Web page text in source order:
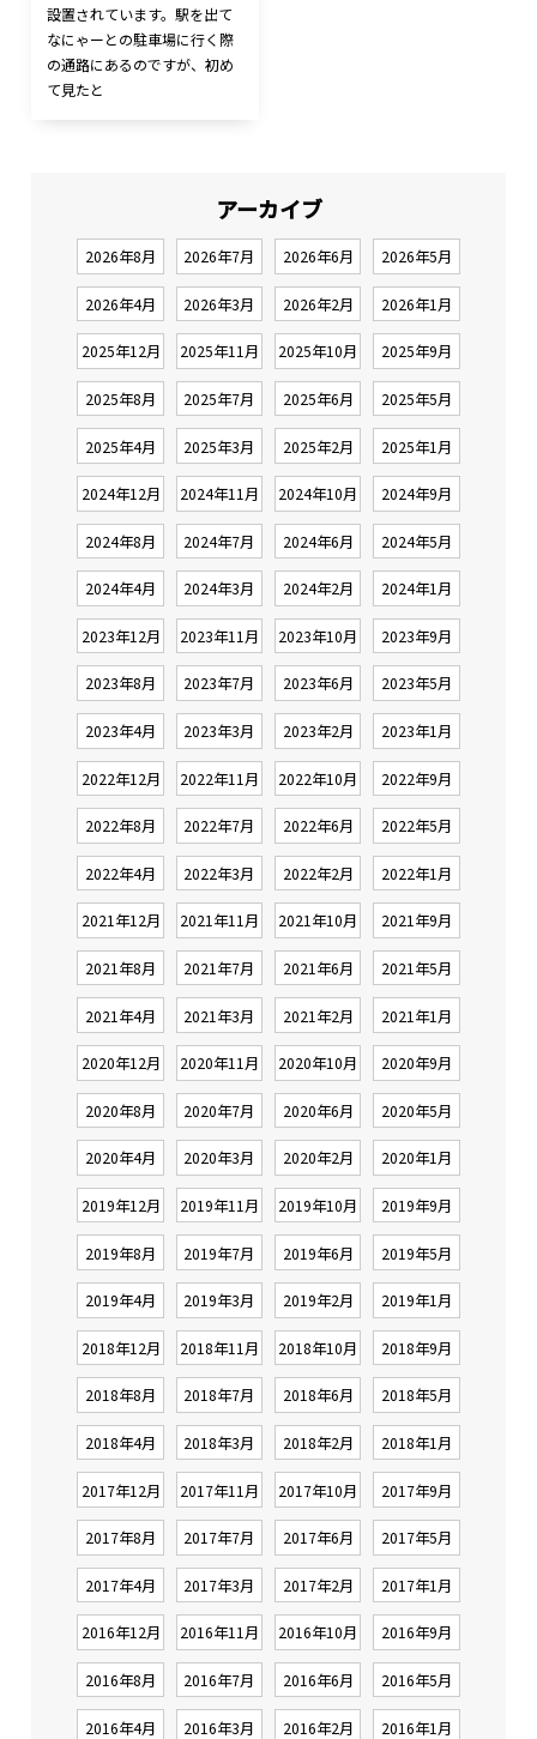
設置されています。駅を出て
なにゃーとの駐車場に行く際
の通路にあるのですが、初め
て見たと
アーカイブ
2026年8月 2026年7月 2026年6月 2026年5月
2026年4月 2026年3月 2026年2月 2026年1月
2025年12月 2025年11月 2025年10月 2025年9月
2025年8月 2025年7月 2025年6月 2025年5月
2025年4月 2025年3月 2025年2月 2025年1月
2024年12月 2024年11月 2024年10月 2024年9月
2024年8月 2024年7月 2024年6月 2024年5月
2024年4月 2024年3月 2024年2月 2024年1月
2023年12月 2023年11月 2023年10月 2023年9月
2023年8月 2023年7月 2023年6月 2023年5月
2023年4月 2023年3月 2023年2月 2023年1月
2022年12月 2022年11月 2022年10月 2022年9月
2022年8月 2022年7月 2022年6月 2022年5月
2022年4月 2022年3月 2022年2月 2022年1月
2021年12月 2021年11月 2021年10月 2021年9月
2021年8月 2021年7月 2021年6月 2021年5月
2021年4月 2021年3月 2021年2月 2021年1月
2020年12月 2020年11月 2020年10月 2020年9月
2020年8月 2020年7月 2020年6月 2020年5月
2020年4月 2020年3月 2020年2月 2020年1月
2019年12月 2019年11月 2019年10月 2019年9月
2019年8月 2019年7月 2019年6月 2019年5月
2019年4月 2019年3月 2019年2月 2019年1月
2018年12月 2018年11月 2018年10月 2018年9月
2018年8月 2018年7月 2018年6月 2018年5月
2018年4月 2018年3月 2018年2月 2018年1月
2017年12月 2017年11月 2017年10月 2017年9月
2017年8月 2017年7月 2017年6月 2017年5月
2017年4月 2017年3月 2017年2月 2017年1月
2016年12月 2016年11月 2016年10月 2016年9月
2016年8月 2016年7月 2016年6月 2016年5月
2016年4月 2016年3月 2016年2月 2016年1月